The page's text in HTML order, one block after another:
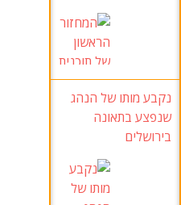
נקבע מותו של הנהג
שנפצע בתאונה
בירושלים